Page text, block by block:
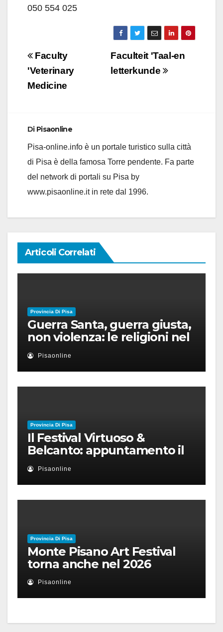
050 554 025
Navigazione
articoli
Faculteit 'Taal-en
letterkunde
Faculty
'Veterinary
Medicine
Di Pisaonline
Pisa-online.info è un portale turistico sulla città
di Pisa è della famosa Torre pendente. Fa parte
del network di portali su Pisa by
www.pisaonline.it in rete dal 1996.
Articoli Correlati
Provincia Di Pisa
Guerra Santa, guerra giusta,
non violenza: le religioni nel
nuovo disordine mondiale
Pisaonline
Provincia Di Pisa
Il Festival Virtuoso &
Belcanto: appuntamento il
28 luglio a Palazzo Blu con
Ruben Micieli
Pisaonline
Provincia Di Pisa
Monte Pisano Art Festival
torna anche nel 2026
Pisaonline